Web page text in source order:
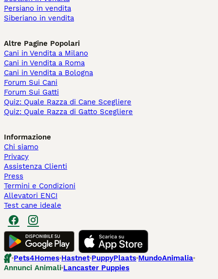
Persiano in vendita
Siberiano in vendita
Altre Pagine Popolari
Cani in Vendita a Milano
Cani in Vendita a Roma
Cani in Vendita a Bologna
Forum Sui Cani
Forum Sui Gatti
Quiz: Quale Razza di Cane Scegliere
Quiz: Quale Razza di Gatto Scegliere
Informazione
Chi siamo
Privacy
Assistenza Clienti
Press
Termini e Condizioni
Allevatori ENCI
Test cane ideale
Pets4Homes Hastnet PuppyPlaats MundoAnimalia
Annunci Animali Lancaster Puppies